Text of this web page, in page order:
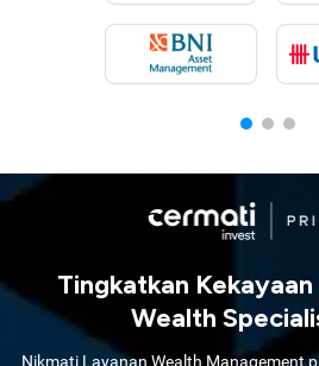
Tingkatkan
Wealth
Nikmati Layanan Wealth Management